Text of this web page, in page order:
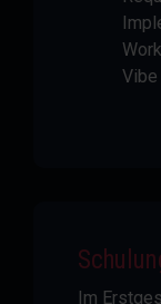
Vibe
Im